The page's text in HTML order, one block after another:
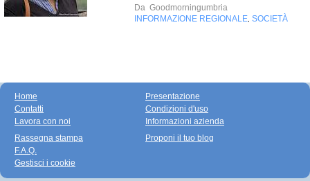
Da Goodmorningumbria
INFORMAZIONE REGIONALE SOCIETÀ
Home
Contatti
Lavora con noi
Presentazione
Condizioni d'uso
Informazioni azienda
Rassegna stampa
F.A.Q.
Gestisci i cookie
Proponi il tuo blog